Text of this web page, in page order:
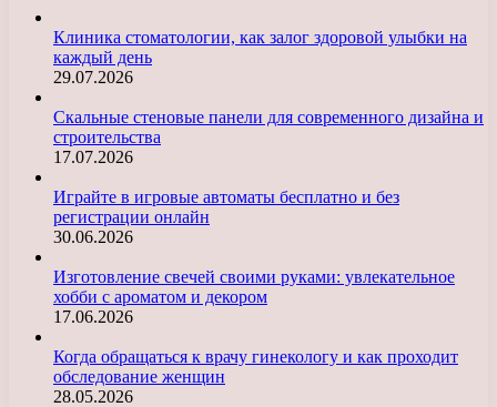
Клиника стоматологии, как залог здоровой улыбки на
каждый день
29.07.2026
Скальные стеновые панели для современного дизайна и
строительства
17.07.2026
Играйте в игровые автоматы бесплатно и без
регистрации онлайн
30.06.2026
Изготовление свечей своими руками: увлекательное
хобби с ароматом и декором
17.06.2026
Когда обращаться к врачу гинекологу и как проходит
обследование женщин
28.05.2026